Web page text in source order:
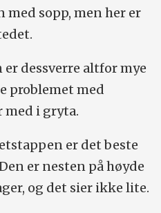
med sopp, men her er
dessverre altfor mye
problemet med
med i gryta.
er det beste
er nesten på høyde
og det sier ikke lite.